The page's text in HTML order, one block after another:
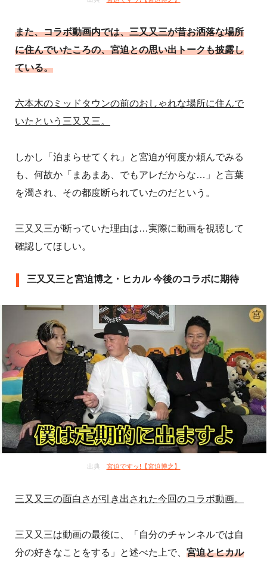
また、コラボ動画内では、三又又三が昔お洒落な場所
に住んでいたころの、宮迫との思い出トークも披露し
ている。
六本木のミッドタウンの前のおしゃれな場所に住んで
いたという三又又三。
しかし「泊まらせてくれ」と宮迫が何度か頼んでみる
も、何故か「まあまあ、でもアレだからな…」と言葉
を濁され、その都度断られていたのだという。
三又又三が断っていた理由は…実際に動画を視聴して
確認してほしい。
三又又三と宮迫博之・ヒカル 今後のコラボに期待
出典 宮迫ですッ!【宮迫博之】
三又又三の面白さが引き出された今回のコラボ動画。
三又又三は動画の最後に、「自分のチャンネルでは自
分の好きなことをする」と述べた上で、 宮迫とヒカル